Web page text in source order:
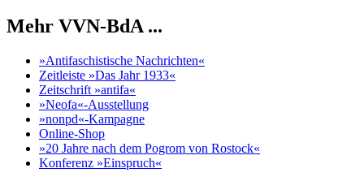
Mehr VVN-BdA ...
»Antifaschistische Nachrichten«
Zeitleiste »Das Jahr 1933«
Zeitschrift »antifa«
»Neofa«-Ausstellung
»nonpd«-Kampagne
Online-Shop
»20 Jahre nach dem Pogrom von Rostock«
Konferenz »Einspruch«